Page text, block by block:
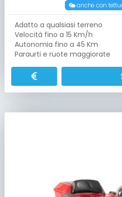
anche con
Adatto a qualsiasi terreno
Velocità fino a 15 Km/h
Autonomia fino a 45 Km
Paraurti e ruote maggiorate